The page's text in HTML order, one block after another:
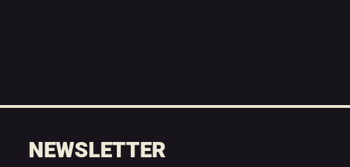
NEWSLETTER